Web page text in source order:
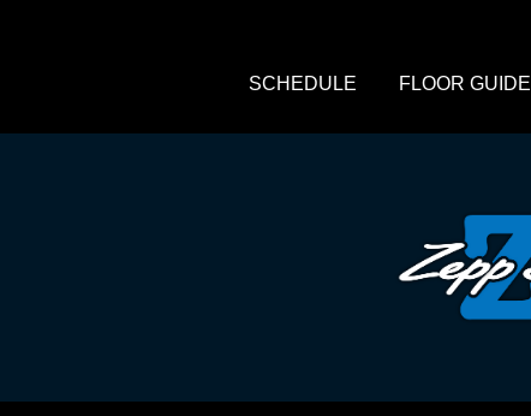
SCHEDULE FLOOR GUIDE